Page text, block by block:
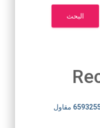
البحث
فني قص خرسانة الكويت 65932555 مقاول